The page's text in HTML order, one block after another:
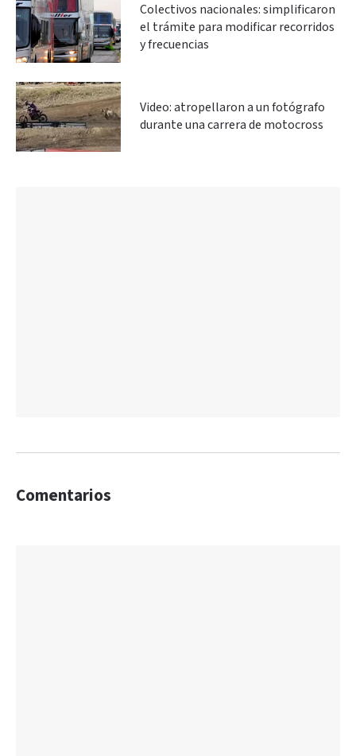
Colectivos nacionales: simplificaron
el trámite para modificar recorridos
y frecuencias
Video: atropellaron a un fotógrafo
durante una carrera de motocross
Comentarios